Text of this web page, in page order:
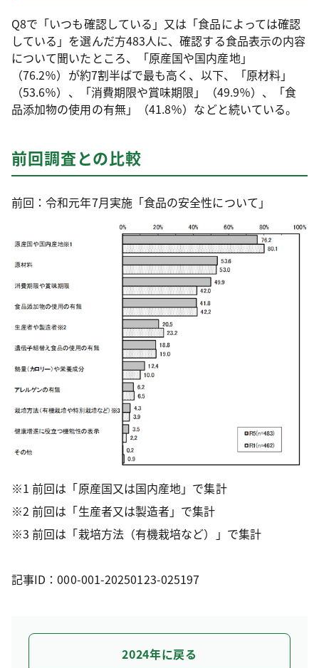
Q8で「いつも確認している」又は「食品によっては確認
している」を選んだ方483人に、確認する食品表示の内容
について聞いたところ、「原産国や国内産地」
（76.2％）が約7割半ばで最も高く、以下、「原材料」
（53.6％）、「消費期限や賞味期限」（49.9％）、「食
品添加物の使用の有無」（41.8％）などと続いている。
前回調査との比較
前回：令和元年7月実施「食品の安全性について」
※1 前回は「原産国又は国内産地」で集計
※2 前回は「生産者又は製造者」で集計
※3 前回は「栽培方法（有機栽培など）」で集計
記事ID：000-001-20250123-025197
2024年に戻る